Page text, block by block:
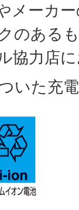
メーカ
のある
協力店
いた充